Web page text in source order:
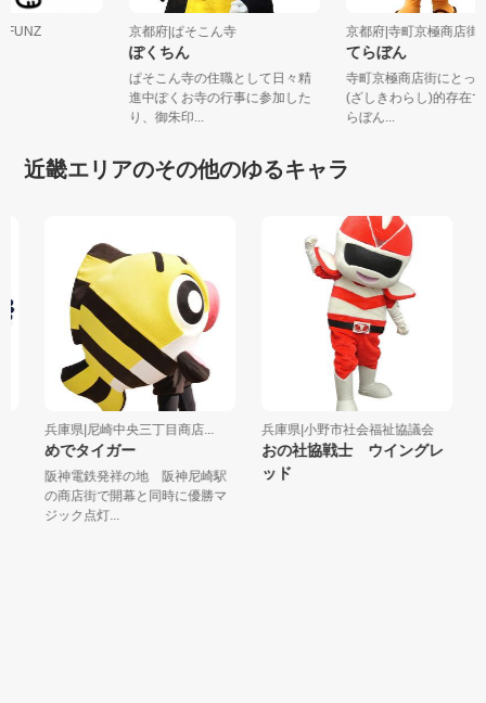
FUNZ 京都府|ぱそこん寺
ぽくちん
ぱそこん寺の住職として日々精
進中ぽくお寺の行事に参加した
り、御朱印...
京都府|寺町京極商店
てらぼん
寺町京極商店街にと
(ざしきわらし)的存在
らぼん...
近畿エリアのその他のゆるキャラ
兵庫県|尼崎中央三丁目商店...
めでタイガー
阪神電鉄発祥の地 阪神尼崎駅
の商店街で開幕と同時に優勝マ
ジック点灯...
兵庫県|小野市社会福祉協議会
おの社協戦士 ウイングレ
ッド